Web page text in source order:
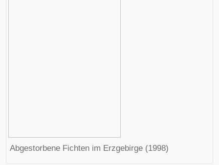
Abgestorbene Fichten im Erzgebirge (1998)